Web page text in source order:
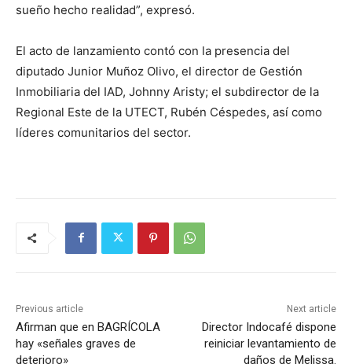
sueño hecho realidad”, expresó.
El acto de lanzamiento contó con la presencia del
diputado Junior Muñoz Olivo, el director de Gestión
Inmobiliaria del IAD, Johnny Aristy; el subdirector de la
Regional Este de la UTECT, Rubén Céspedes, así como
líderes comunitarios del sector.
Previous article
Afirman que en BAGRÍCOLA
hay «señales graves de
deterioro»
Next article
Director Indocafé dispone
reiniciar levantamiento de
daños de Melissa.